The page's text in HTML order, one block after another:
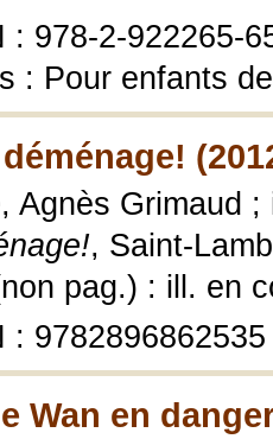
: 978-2-922265-
: Pour enfants
Agnès Grimaud
, Saint-
pag.) : ill. en
: 9782896862535
Wan en